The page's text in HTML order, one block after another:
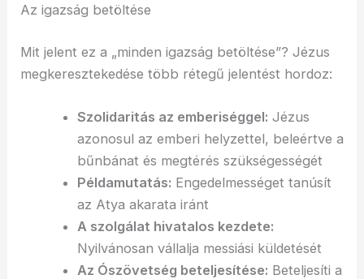
Az igazság betöltése
Mit jelent ez a „minden igazság betöltése”? Jézus
megkeresztekedése több rétegű jelentést hordoz:
Szolidaritás az emberiséggel: Jézus
azonosul az emberi helyzettel, beleértve a
bűnbánat és megtérés szükségességét
Példamutatás: Engedelmességet tanúsít
az Atya akarata iránt
A szolgálat hivatalos kezdete:
Nyilvánosan vállalja messiási küldetését
Az Ószövetség beteljesítése: Beteljesíti a